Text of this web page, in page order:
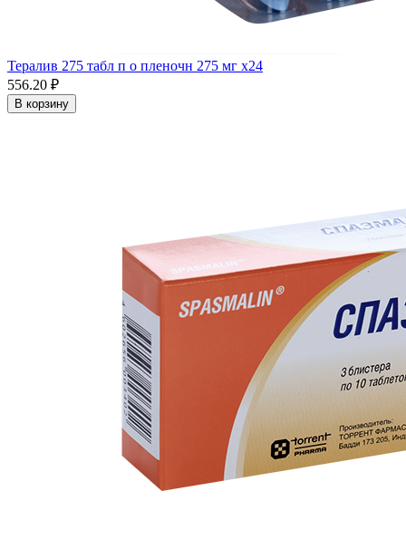
Тералив 275 табл п о пленочн 275 мг x24
556.20 ₽
В корзину